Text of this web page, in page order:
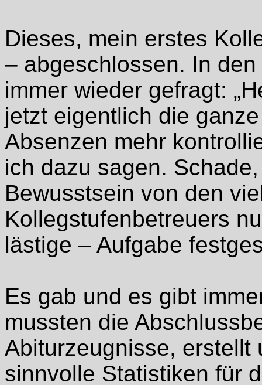
Dieses, mein erstes
– abgeschlossen. In
immer wieder gefragt:
jetzt eigentlich die
Absenzen mehr
ich dazu sagen.
Bewusstsein von den
Kollegstufenbetreuers
lästige – Aufgabe
Es gab und es gibt
mussten die
Abiturzeugnisse, erstellt
sinnvolle Statistiken für